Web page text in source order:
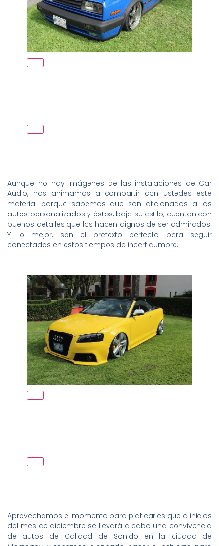
Aunque no hay imágenes de las instalaciones de Car
Audio, nos animamos a compartir con ustedes este
material porque sabemos que son aficionados a los
autos personalizados y éstos, bajo su estilo, cuentan con
buenos detalles que los hacen dignos de ser admirados.
Y lo mejor, son el pretexto perfecto para seguir
conectados en estos tiempos de incertidumbre.
Aprovechamos el momento para platicarles que a inicios
del mes de diciembre se llevará a cabo una convivencia
de autos de Calidad de Sonido en la ciudad de